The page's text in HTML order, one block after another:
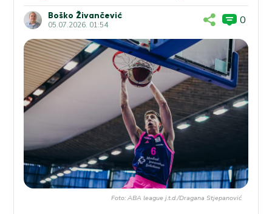
Boško Živančević
05.07.2026. 01:54 0
Foto: ABA league j.t.d./Dragana Stjepanović